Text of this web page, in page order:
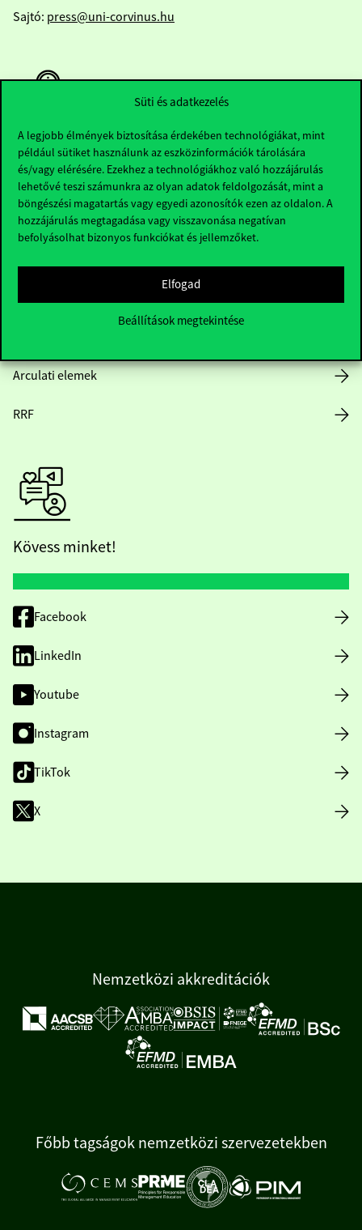
Süti és adatkezelés
A legjobb élmények biztosítása érdekében technológiákat, mint
például sütiket használunk az eszközinformációk tárolására
és/vagy elérésére. Ezekhez a technológiákhoz való hozzájárulás
lehetővé teszi számunkra az olyan adatok feldolgozását, mint a
böngészési magatartás vagy egyedi azonosítók ezen az oldalon. A
hozzájárulás megtagadása vagy visszavonása negatívan
befolyásolhat bizonyos funkciókat és jellemzőket.
Elfogad
Beállítások megtekintése
Sajtó: press@uni-corvinus.hu
Hasznos linkek
Nyitvatartás
Arculati elemek
RRF
Kövess minket!
Facebook
LinkedIn
Youtube
Instagram
TikTok
X
Nemzetközi akkreditációk
Főbb tagságok nemzetközi szervezetekben